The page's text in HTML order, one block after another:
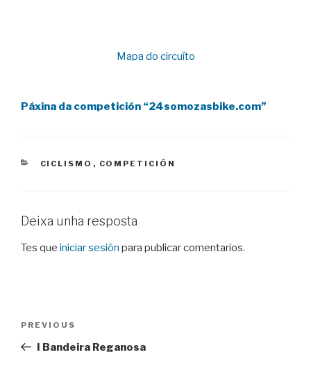
Mapa do circuíto
Páxina da competición “24somozasbike.com”
CATEGORIES
CICLISMO , COMPETICIÓN
Deixa unha resposta
Tes que iniciar sesión para publicar comentarios.
entradas
Previous
Post
PREVIOUS
I Bandeira Reganosa